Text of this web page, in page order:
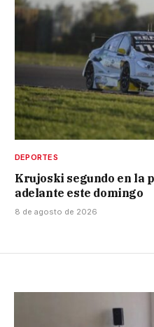
DEPORTES
Krujoski segundo en la
adelante este domingo
8 de agosto de 2026